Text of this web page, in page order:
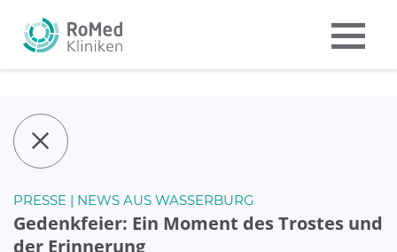
PRESSE | NEWS AUS WASSERBURG
Gedenkfeier: Ein Moment des Trostes und
der Erinnerung